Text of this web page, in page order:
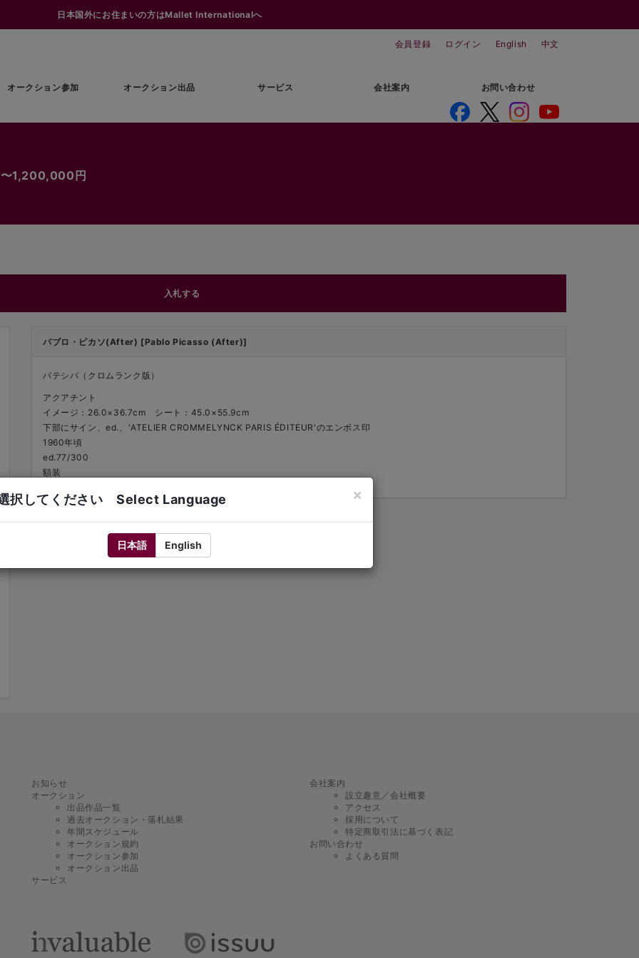
日本国外にお住まいの方はMallet Internationalへ
会員登録 ログイン English 中文
オークション参加 オークション出品 サービス 会社案内 お問い合わせ
1,200,000円
入札する
パブロ・ピカソ(After) [Pablo Picasso (After)]
バテシバ（クロムランク版）
アクアチント
イメージ：26.0×36.7cm シート：45.0×55.9cm
下部にサイン、ed.、'ATELIER CROMMELYNCK PARIS ÉDITEUR'のエンボス印
1960年頃
ed.77/300
額装
お知らせ
オークション
出品作品一覧
過去オークション・落札結果
年間スケジュール
オークション規約
オークション参加
オークション出品
サービス
会社案内
設立趣意／会社概要
アクセス
採用について
特定商取引法に基づく表記
お問い合わせ
よくある質問
択してください Select Language ×
日本語 English